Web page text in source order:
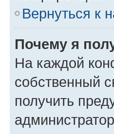
Вернуться к
Почему я
На каждой
собственный
получить